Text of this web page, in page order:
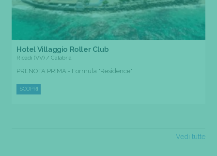
Hotel Villaggio Roller Club
Ricadi (VV) / Calabria
PRENOTA PRIMA - Formula "Residence"
SCOPRI
Vedi tutte